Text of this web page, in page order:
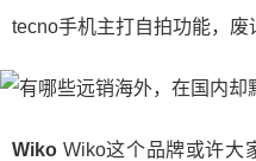
​tecno手机主打自拍功能，废
Wiko ​ Wiko这个品牌或许大